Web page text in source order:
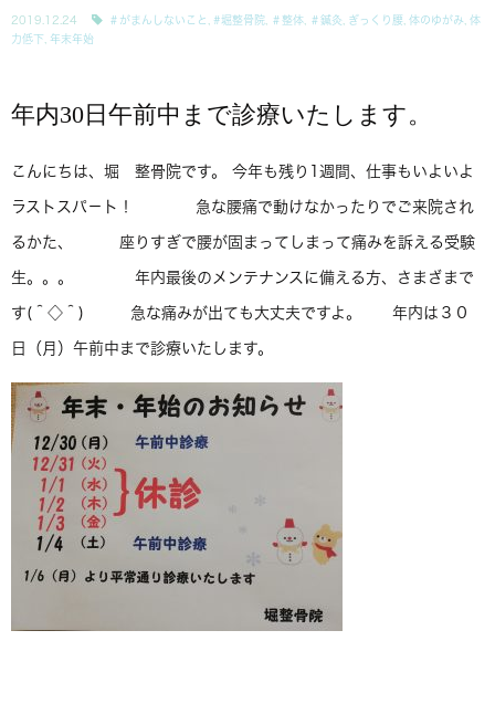
2019.12.24 ＃がまんしないこと #堀整骨院 ＃整体 ＃鍼灸 ぎっくり腰 体のゆがみ 体
力低下 年末年始
年内30日午前中まで診療いたします。
こんにちは、堀 整骨院です。 今年も残り1週間、仕事もいよいよ
ラストスパ－ト！ 急な腰痛で動けなかったりでご来院され
るかた、 座りすぎで腰が固まってしまって痛みを訴える受験
生。。。 年内最後のメンテナンスに備える方、さまざまで
す(＾◇＾) 急な痛みが出ても大丈夫ですよ。 年内は３０
日（月）午前中まで診療いたします。